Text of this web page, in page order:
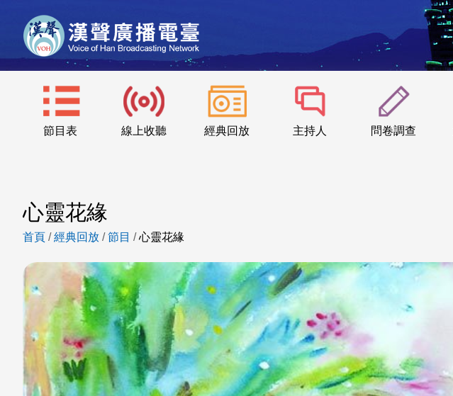
節目表 線上收聽 經典回放 主持人 問卷調查
心靈花緣
首頁 /經典回放 /節目 /心靈花緣